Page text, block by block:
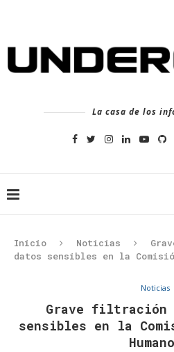
La casa de los
Inicio Noticias
datos sensibles en la
Noticias
Grave filtración
sensibles en la